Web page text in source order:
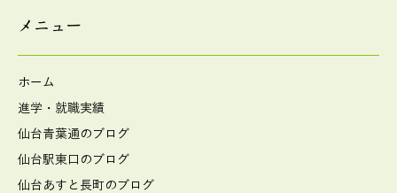
メニュー
ホーム
進学・就職実績
仙台青葉通のブログ
仙台駅東口のブログ
仙台あすと長町のブログ